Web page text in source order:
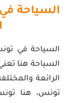
السياحة
السياحة في
السياحة هنا
الرائعة
تونس، هنا